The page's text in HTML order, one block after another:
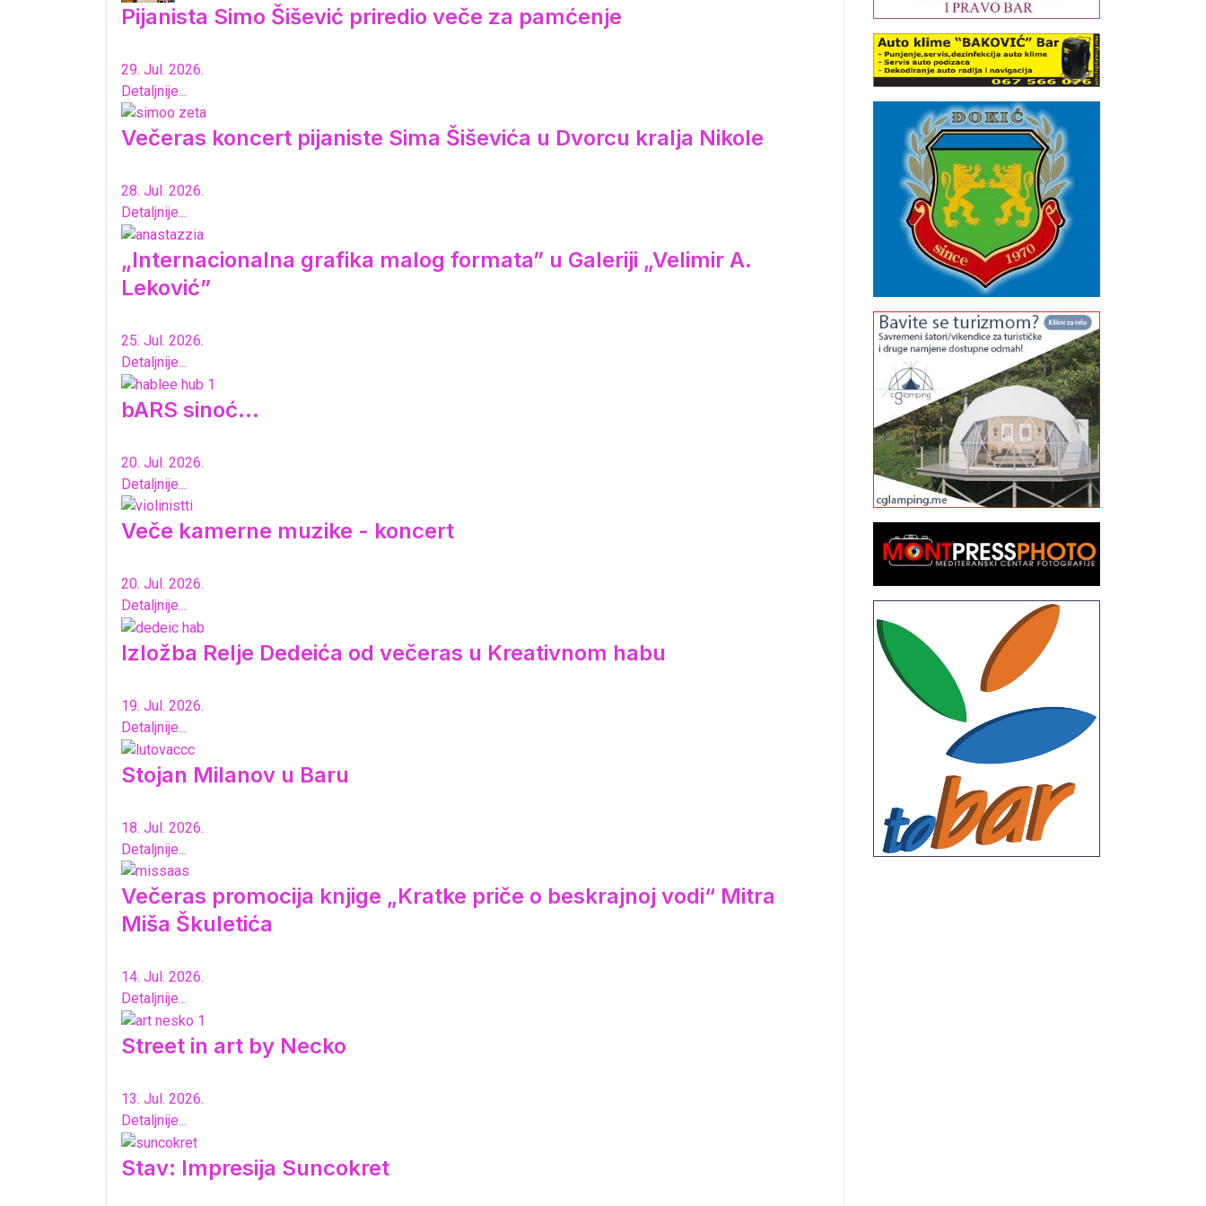
Pijanista Simo Šišević priredio veče za pamćenje
29. Jul. 2026.
Detaljnije...
Večeras koncert pijaniste Sima Šiševića u Dvorcu kralja Nikole
28. Jul. 2026.
Detaljnije...
„Internacionalna grafika malog formata” u Galeriji „Velimir A.
Leković”
25. Jul. 2026.
Detaljnije...
bARS sinoć...
20. Jul. 2026.
Detaljnije...
Veče kamerne muzike - koncert
20. Jul. 2026.
Detaljnije...
Izložba Relje Dedeića od večeras u Kreativnom habu
19. Jul. 2026.
Detaljnije...
Stojan Milanov u Baru
18. Jul. 2026.
Detaljnije...
Večeras promocija knjige „Kratke priče o beskrajnoj vodi“ Mitra
Miša Škuletića
14. Jul. 2026.
Detaljnije...
Street in art by Necko
13. Jul. 2026.
Detaljnije...
Stav: Impresija Suncokret